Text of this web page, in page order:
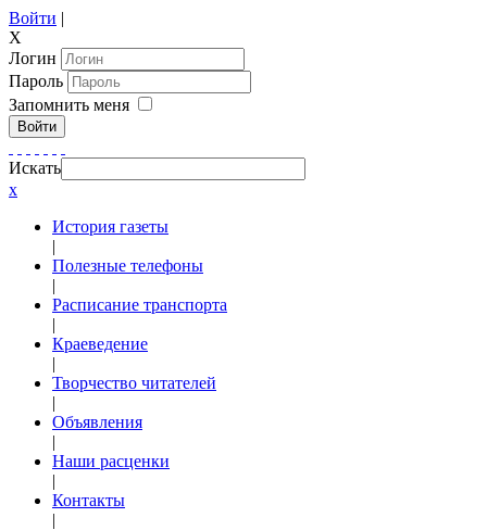
Войти |
X
Логин
Пароль
Запомнить меня
Войти
Искать
x
История газеты
|
Полезные телефоны
|
Расписание транспорта
|
Краеведение
|
Творчество читателей
|
Объявления
|
Наши расценки
|
Контакты
|